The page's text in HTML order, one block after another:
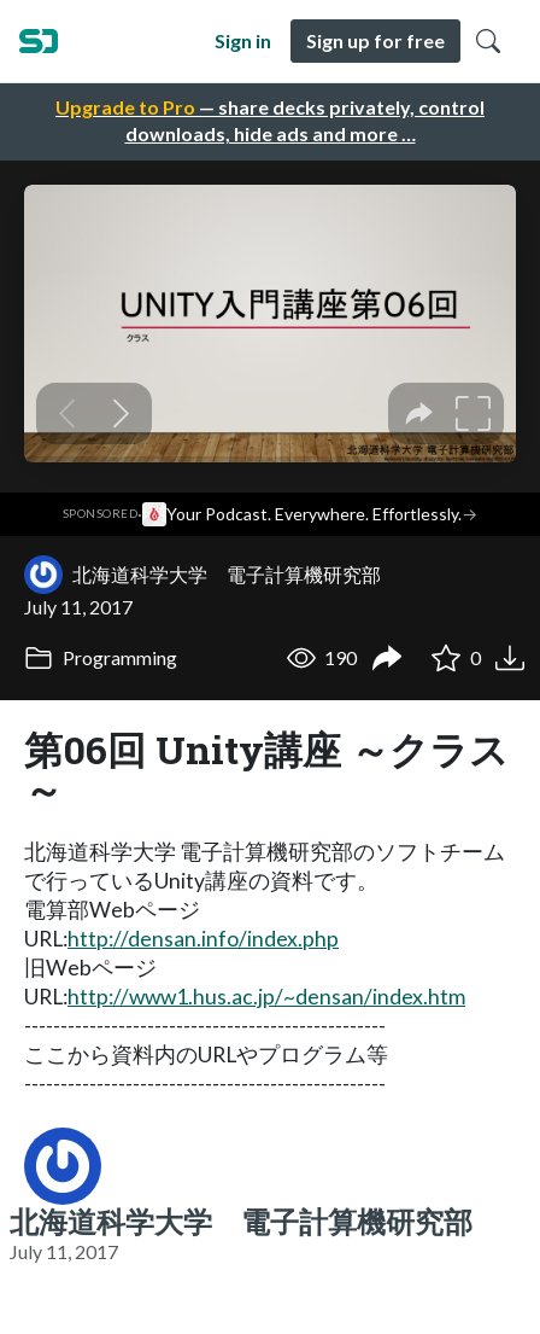
Upgrade to Pro — share decks privately, control
downloads, hide ads and more …
Sign in Sign up for free
SPONSORED· Your Podcast. Everywhere. Effortlessly.→
北海道科学大学 電子計算機研究部
July 11, 2017
Programming 190 0
第06回 Unity講座 ～クラス
～
北海道科学大学 電子計算機研究部のソフトチーム
で行っているUnity講座の資料です。
電算部Webページ
URL:http://densan.info/index.php
旧Webページ
URL:http://www1.hus.ac.jp/~densan/index.htm
--------------------------------------------------
ここから資料内のURLやプログラム等
--------------------------------------------------
北海道科学大学 電子計算機研究部
July 11, 2017